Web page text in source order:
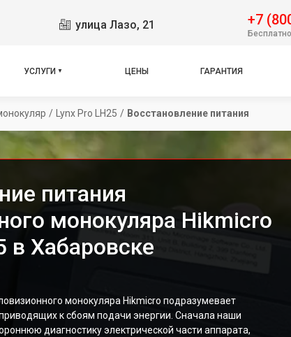
улица Лазо, 21 +7
УСЛУГИ ЦЕНЫ ГАРАНТИЯ
/ Lynx Pro LH25 / Восстановление питания
питания
монокуляра Hikmicro
в Хабаровске
монокуляра Hikmicro подразумевает
к сбоям подачи энергии. Сначала наши
диагностику электрической части аппарата,